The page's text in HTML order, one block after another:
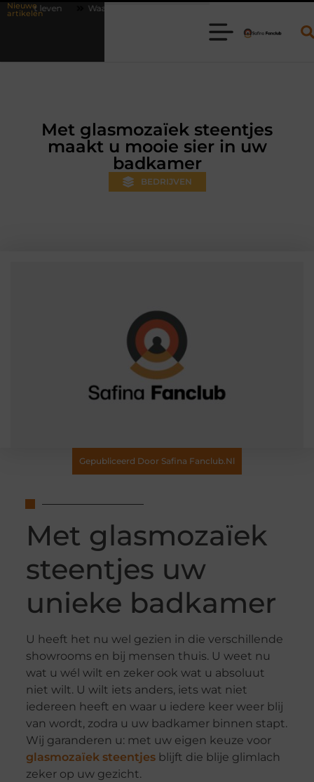
Nieuwe
artikelenonline vlees bestellen steeds gewoner wordt
Met glasmozaïek steentjes
maakt u mooie sier in uw
badkamer
BEDRIJVEN
Gepubliceerd Door Safina Fanclub.nl
Met glasmozaïek
steentjes uw
unieke badkamer
U heeft het nu wel gezien in die verschillende
showrooms en bij mensen thuis. U weet nu
wat u wél wilt en zeker ook wat u absoluut
niet wilt. U wilt iets anders, iets wat niet
iedereen heeft en waar u iedere keer weer blij
van wordt, zodra u uw badkamer binnen stapt.
Wij garanderen u: met uw eigen keuze voor
glasmozaïek steentjesblijft die blije glimlach
zeker op uw gezicht.